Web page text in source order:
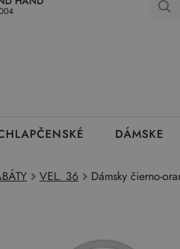
Ako môžem vrátiť oblečenie Ako
DÁMSKE
VEL. 36 Dámsky čierno-